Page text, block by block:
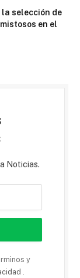
la selección de
en el
Noticias.
y